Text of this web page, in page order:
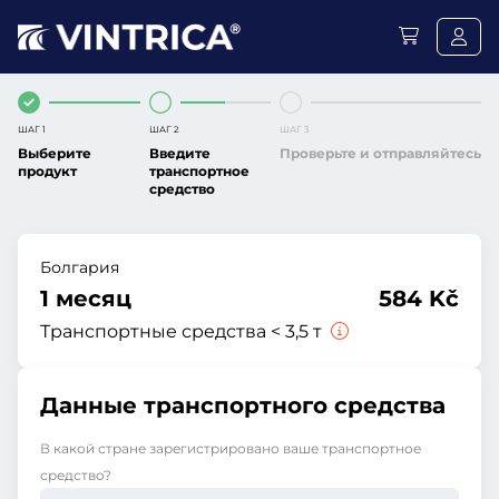
ШАГ 1
Выберите
продукт
ШАГ 2
Введите
транспортное
средство
ШАГ 3
Проверьте и отправляйтесь
Болгария
1 месяц
Транспортные средства < 3,5 т
584 Kč
Данные транспортного средства
В какой стране зарегистрировано ваше транспортное
средство?